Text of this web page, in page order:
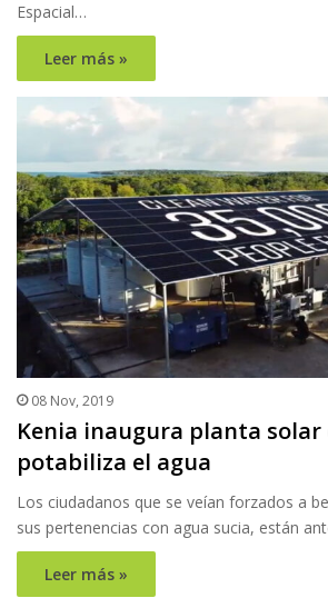
Espacial…
Leer más »
08 Nov, 2019
Kenia inaugura planta solar
potabiliza el agua
Los ciudadanos que se veían forzados a
sus pertenencias con agua sucia, están
Leer más »